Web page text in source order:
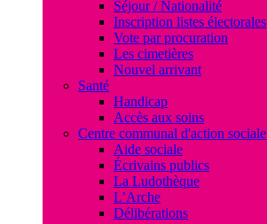
Séjour / Nationalité
Inscription listes électorales
Vote par procuration
Les cimetières
Nouvel arrivant
Santé
Handicap
Accès aux soins
Centre communal d'action sociale
Aide sociale
Écrivains publics
La Ludothèque
L’Arche
Délibérations